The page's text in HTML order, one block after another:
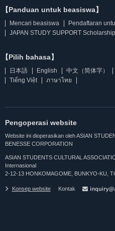
【Panduan untuk beasiswa】
Mencari beasiswa
Pendaftaran
JAPAN STUDY SUPPORT
【Pilih bahasa】
日本語 English 中文（简体字）
Tiếng Việt
ภาษาไทย
Pengoperasi website
Website ini dioperasikan oleh ASIAN
BENESSE CORPORATION
ASIAN STUDENTS CULTURAL
Internasional
2-12-13 HONKOMAGOME, BUNKYO-KU,
Konsep website Kontak